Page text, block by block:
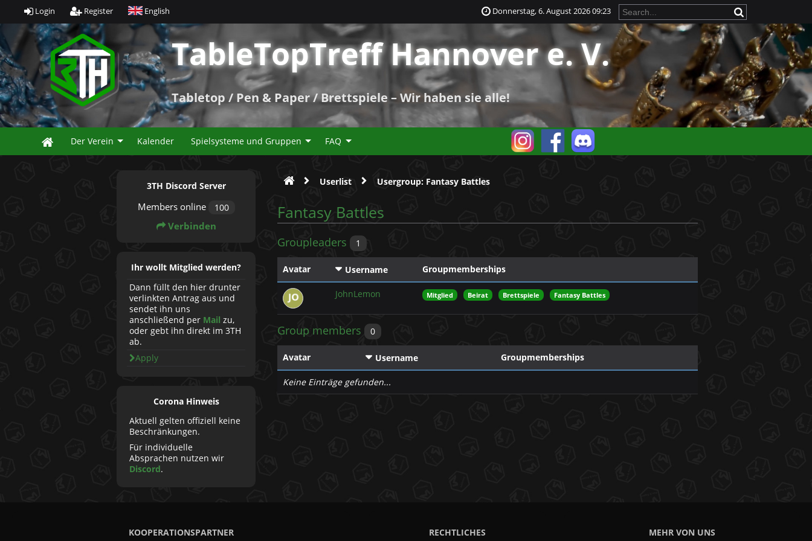
Login Register English Donnerstag, 6. August 2026 09:23
TableTopTreff Hannover e. V.
Tabletop / Pen & Paper / Brettspiele – Wir haben sie alle!
Der Verein Kalender Spielsysteme und Gruppen FAQ
3TH Discord Server
Members online 100
Verbinden
Ihr wollt Mitglied werden?
Dann füllt den hier drunter
verlinkten Antrag aus und
sendet ihn uns
anschließend per Mail zu,
oder gebt ihn direkt im 3TH
ab.
Apply
Corona Hinweis
Aktuell gelten offiziell keine
Beschränkungen.
Für individuelle
Absprachen nutzen wir
Discord.
Userlist Usergroup: Fantasy Battles
Fantasy Battles
Groupleaders 1
Avatar Username Groupmemberships
JohnLemon Mitglied Beirat Brettspiele Fantasy Battles
Group members 0
Avatar Username Groupmemberships
Keine Einträge gefunden...
KOOPERATIONSPARTNER RECHTLICHES MEHR VON UNS